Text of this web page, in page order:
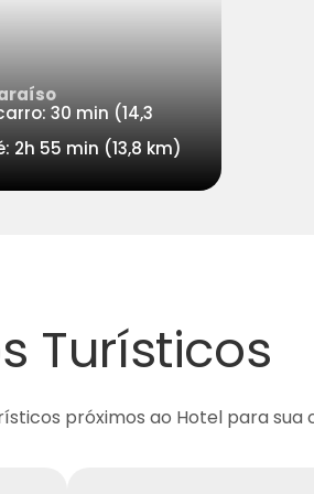
30 min (14,3
2h 55 min (13,8 km)
Turísticos
próximos ao Hotel para sua